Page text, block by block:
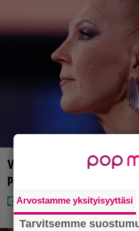
Vappu Pimiä sai huonoa
pettyi siellä kahteen asiaan
Arvostamme yksityisyyttäsi
Tarvitsemme